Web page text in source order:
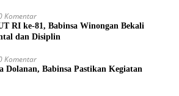
Komentar
RI ke-81, Babinsa Winongan Bekali
dan Disiplin
Komentar
Dolanan, Babinsa Pastikan Kegiatan